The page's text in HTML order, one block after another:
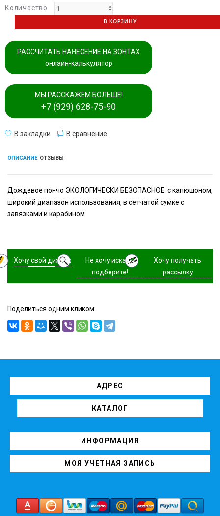
Количество
В КОРЗИНУ
РАССЧИТАТЬ НАНЕСЕНИЕ НА ЗОНТАХ
онлайн-калькулятор
МЫ РАССКАЖЕМ БОЛЬШЕ!
+7 (929) 628-75-90
В закладки В сравнение
ОПИСАНИЕ ОТЗЫВЫ
Дождевое пончо ЭКОЛОГИЧЕСКИ БЕЗОПАСНОЕ: с капюшоном,
широкий диапазон использования, в сетчатой сумке с
завязками и карабином
Хочу свой дизайн
Не хочу искать,
подберите!
Хочу получать
рассылку
Поделиться одним кликом:
АДРЕС
КАТАЛОГ
ИНФОРМАЦИЯ
МОЯ УЧЕТНАЯ ЗАПИСЬ